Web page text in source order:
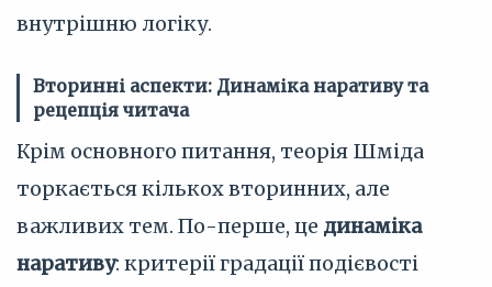
внутрішню логіку.
Вторинні аспекти: Динаміка наративу та
рецепція читача
Крім основного питання, теорія Шміда
торкається кількох вторинних, але
важливих тем. По-перше, це динаміка
наративу: критерії градації подієвості